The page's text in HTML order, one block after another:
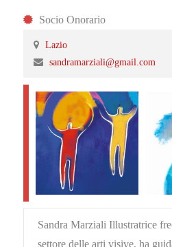
Socio Onorario
Lazio
sandramarziali@gmail.com
Sandra Marziali Illustratrice
settore delle arti visive, ha